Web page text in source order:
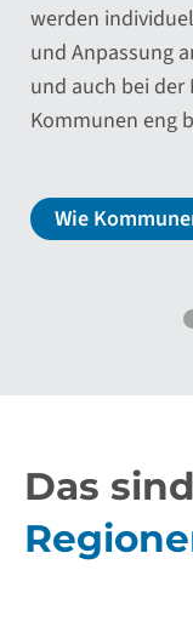
abgeleitet
Wir beraten
Muster-
die Vergabe
der Umsetzung
Das